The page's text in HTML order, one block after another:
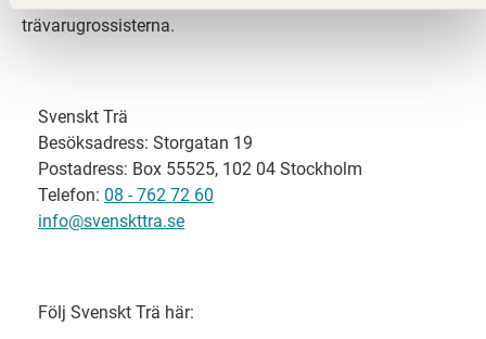
trävarugrossisterna.
Svenskt Trä
Besöksadress: Storgatan 19
Postadress: Box 55525, 102 04 Stockholm
Telefon: 08 - 762 72 60
info@svenskttra.se
Följ Svenskt Trä här: